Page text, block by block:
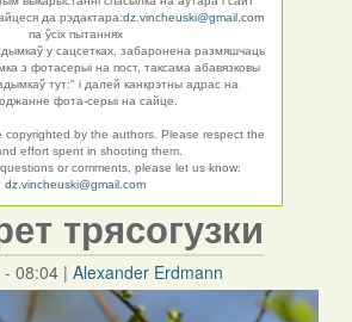
да рэдактара:dz.vincheuski@gmail.com
па ўсіх пытаннях
у сацсетках, забаронена размяшчаць
з фотасерыі на пост, таксама абавязковы
тут:" і далей канкрэтны адрас на
фота-серыі на сайце.
copyrighted by the authors. Please respect the
effort spent in shooting them.
or comments, please let us know:
dz.vincheuski@gmail.com
трясогузки
- 08:04| Alexander Erdmann